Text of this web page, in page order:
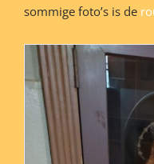
sommige foto’s is de